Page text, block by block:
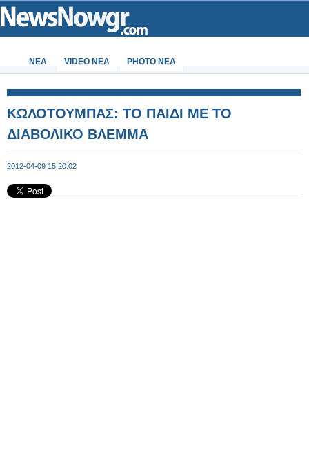
ΝΕΑ VIDEO NEA PHOTO NEA
ΚΩΛΟΤΟΥΜΠΑΣ: TO ΠΑΙΔΙ ΜΕ ΤΟ
ΔΙΑΒΟΛΙΚΟ ΒΛΕΜΜΑ
2012-04-09 15:20:02